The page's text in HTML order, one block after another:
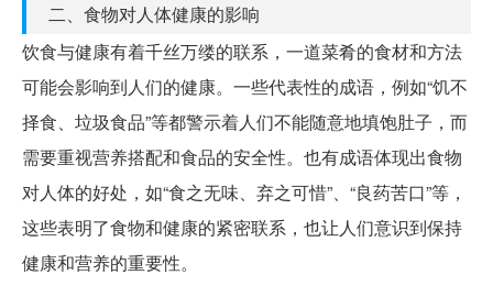
二、食物对人体健康的影响
饮食与健康有着千丝万缕的联系，一道菜肴的食材和方法
可能会影响到人们的健康。一些代表性的成语，例如“饥不
择食、垃圾食品”等都警示着人们不能随意地填饱肚子，而
需要重视营养搭配和食品的安全性。也有成语体现出食物
对人体的好处，如“食之无味、弃之可惜”、“良药苦口”等，
这些表明了食物和健康的紧密联系，也让人们意识到保持
健康和营养的重要性。